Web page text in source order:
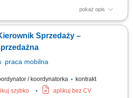
pokaż opis
w podległym regionie (woj. mazowieckie)
inspektorów; Optymalizacja
i weryfikacja rentowności podległych
Sprzedaży –
praca mobilna
/ koordynatorka
kontrakt
szybko aplikuj bez CV